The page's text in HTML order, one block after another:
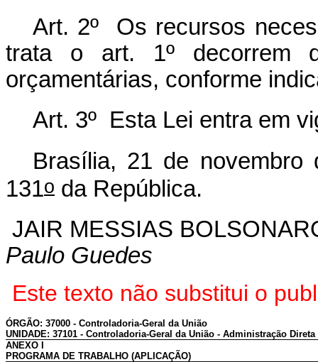
Art. 2º Os recursos
trata o art. 1º decorrem
orçamentárias, conforme
Art. 3º Esta Lei entra em
Brasília, 21 de novembro
131o da República.
JAIR MESSIAS
Paulo Guedes
Este texto não substitui o
ÓRGÃO: 37000 - Controladoria-Geral da União
UNIDADE: 37101 - Controladoria-Geral da União - Administração Direta
ANEXO I
PROGRAMA DE TRABALHO (APLICAÇÃO)